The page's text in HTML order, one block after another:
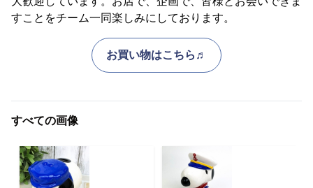
すことをチーム一同楽しみにしております。
お買い物はこちら♬
すべての画像